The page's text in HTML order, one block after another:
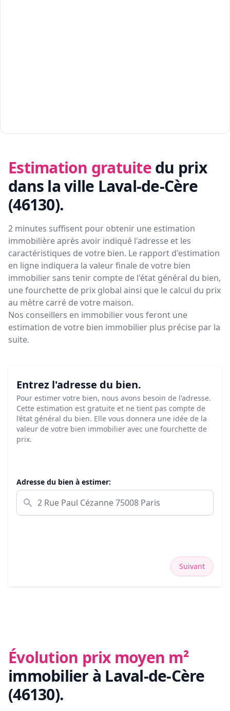
Estimation gratuite du prix
dans la ville Laval-de-Cère
(46130).
2 minutes suffisent pour obtenir une estimation
immobilière après avoir indiqué l'adresse et les
caractéristiques de votre bien. Le rapport d'estimation
en ligne indiquera la valeur finale de votre bien
immobilier sans tenir compte de l'état général du bien,
une fourchette de prix global ainsi que le calcul du prix
au mètre carré de votre maison.
Nos conseillers en immobilier vous feront une
estimation de votre bien immobilier plus précise par la
suite.
Entrez l'adresse du bien.
Pour estimer votre bien, nous avons besoin de l'adresse.
Cette estimation est gratuite et ne tient pas compte de
l’état général du bien. Elle vous donnera une idée de la
valeur de votre bien immobilier avec une fourchette de
prix.
Adresse du bien à estimer:
Suivant
Évolution prix moyen m²
immobilier à Laval-de-Cère
(46130).